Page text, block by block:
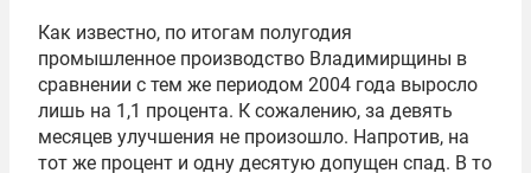
Как известно, по итогам полугодия
промышленное производство Владимирщины в
сравнении с тем же периодом 2004 года выросло
лишь на 1,1 процента. К сожалению, за девять
месяцев улучшения не произошло. Напротив, на
тот же процент и одну десятую допущен спад. В то